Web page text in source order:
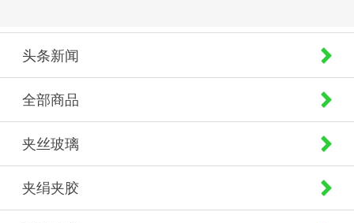
头条新闻
全部商品
夹丝玻璃
夹绢夹胶